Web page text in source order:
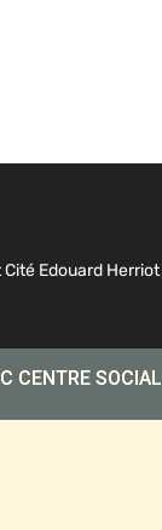
Cité Edouard Herriot